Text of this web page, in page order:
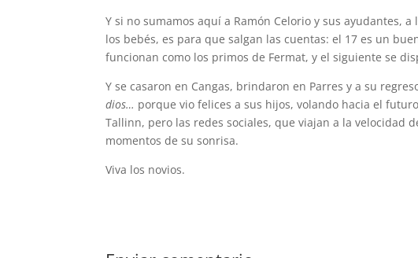
Y si no sumamos aquí a Ramón Celorio y sus ayudantes,
los bebés, es para que salgan las cuentas: el 17 es un
funcionan como los primos de Fermat, y el siguiente se
Y se casaron en Cangas, brindaron en Parres y a su
dios… porque vio felices a sus hijos, volando hacia el
Tallinn, pero las redes sociales, que viajan a la velocidad
momentos de su sonrisa.
Viva los novios.